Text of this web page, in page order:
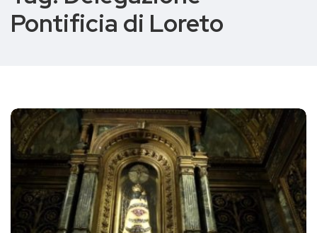
Pontificia di Loreto